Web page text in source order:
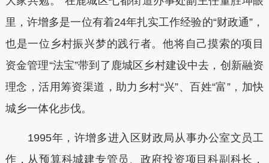
里，许增多是一位有着24年扎实工作经验的“财政通”，
也是一位乡村振兴梦的践行者。他将自己摸索的项目
资金管理“法宝”带到了鹿城区乡村建设中去，创新融资
理念，活用筹资渠道，助力乡村“兴”、百姓“富”，加快
城乡一体化步伐。
1995年，许增多进入区财政局从事办公室文员工
作，从预算科城建专管员、政府投资项目科副科长，